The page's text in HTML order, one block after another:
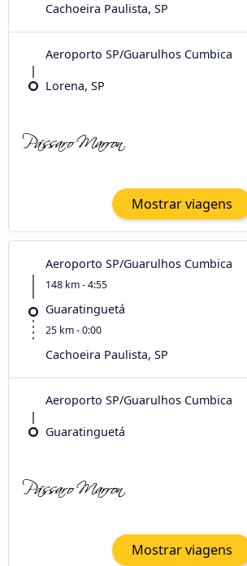
Cachoeira Paulista, SP
Aeroporto SP/Guarulhos Cumbica
Lorena, SP
Mostrar viagens
Aeroporto SP/Guarulhos Cumbica
148 km - 4:55
Guaratinguetá
25 km - 0:00
Cachoeira Paulista, SP
Aeroporto SP/Guarulhos Cumbica
Guaratinguetá
Mostrar viagens